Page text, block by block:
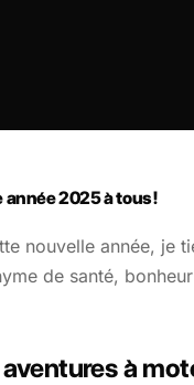
année 2025 à tous !
nouvelle année, je
de santé,
à